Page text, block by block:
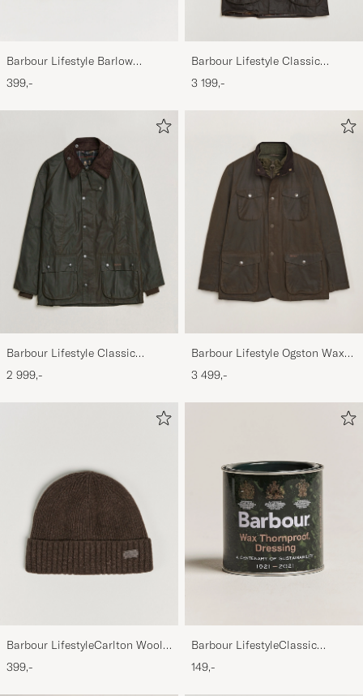
Barbour Lifestyle Barlow
Herringbone Cap Olive
399,-
Barbour Lifestyle Classic
Beaufort Jacket Olive
3 199,-
Barbour Lifestyle Classic
Bedale Jacket Olive
2 999,-
Barbour Lifestyle Ogston Waxed
Jacket Olive
3 499,-
Barbour LifestyleCarlton Wool
BeanieMid Brown
399,-
Barbour LifestyleClassic
Thornproof Dressing
149,-